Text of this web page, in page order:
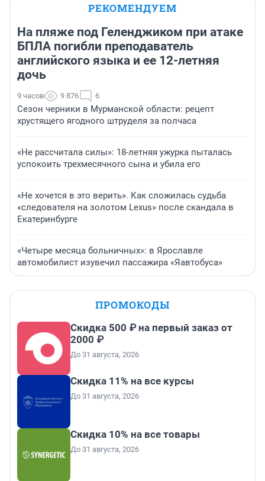
РЕКОМЕНДУЕМ
На пляже под Геленджиком при атаке
БПЛА погибли преподаватель
английского языка и ее 12-летняя
дочь
9 часов 9 876 6
Сезон черники в Мурманской области: рецепт
хрустящего ягодного штруделя за полчаса
«Не рассчитала силы»: 18-летняя ужурка пыталась
успокоить трехмесячного сына и убила его
«Не хочется в это верить». Как сложилась судьба
«следователя на золотом Lexus» после скандала в
Екатеринбурге
«Четыре месяца больничных»: в Ярославле
автомобилист изувечил пассажира «Яавтобуса»
ПРОМОКОДЫ
Скидка 500 ₽ на первый заказ от
2000 ₽
До 31 августа, 2026
Скидка 11% на все курсы
До 31 августа, 2026
Скидка 10% на все товары
До 31 августа, 2026